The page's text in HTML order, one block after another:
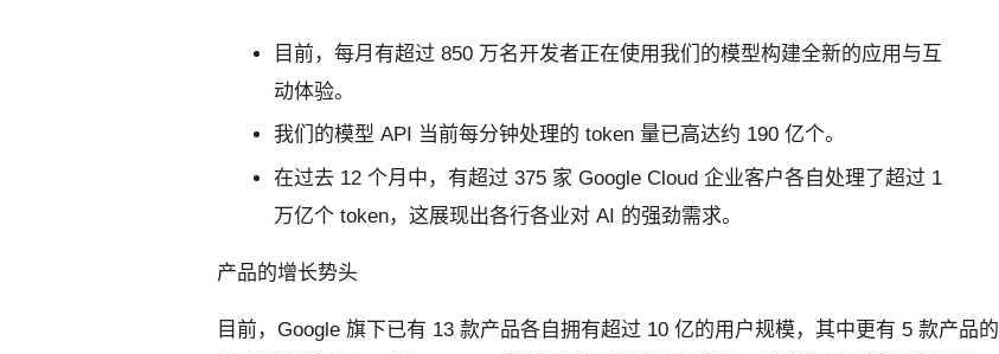
目前，每月有超过 850 万名开发者正在使用我们的模型构建全新的应用与互
动体验。
我们的模型 API 当前每分钟处理的 token 量已高达约 190 亿个。
在过去 12 个月中，有超过 375 家 Google Cloud 企业客户各自处理了超过 1
万亿个 token，这展现出各行各业对 AI 的强劲需求。
产品的增长势头
目前，Google 旗下已有 13 款产品各自拥有超过 10 亿的用户规模，其中更有 5 款产品的